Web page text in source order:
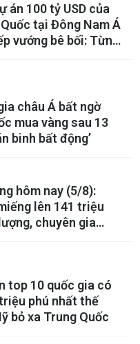
án 100 tỷ USD của
tại Đông Nam Á
vướng bê bối: Từng
xuyên quốc gia
châu Á bất ngờ
mua vàng sau 13
binh bất động’
hôm nay (5/8):
lên 141 triệu
chuyên gia
top 10 quốc gia có
phú nhất thế
bỏ xa Trung Quốc